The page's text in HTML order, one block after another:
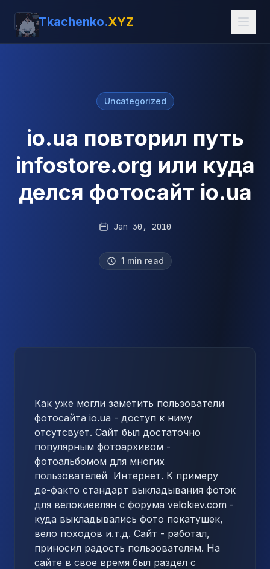
Tkachenko.XYZ
Uncategorized
io.ua повторил путь
infostore.org или куда
делся фотосайт io.ua
Jan 30, 2010
1 min read
Как уже могли заметить пользователи
фотосайта io.ua - доступ к ниму
отсутсвует. Сайт был достаточно
популярным фотоархивом -
фотоальбомом для многих
пользователей Интернет. К примеру
де-факто стандарт выкладывания фоток
для велокиевлян с форума velokiev.com -
куда выкладывались фото покатушек,
вело походов и.т.д. Сайт - работал,
приносил радость пользователям. На
сайте в свое время был раздел с